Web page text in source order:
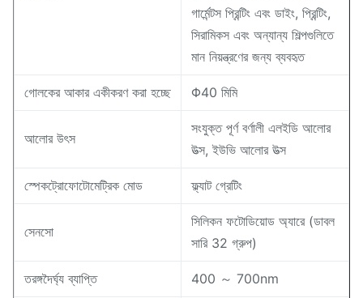
গার্মেন্টস প্রিন্টিং এবং ডাইং, প্রিন্টিং,
সিরামিকস এবং অন্যান্য শিল্পগুলিতে
মান নিয়ন্ত্রণের জন্য ব্যবহৃত
গোলকের আকার একীকরণ করা হচ্ছে Φ40 মিমি
আলোর উৎস
সংযুক্ত পূর্ণ বর্ণালী এলইডি আলোর
উত্স, ইউভি আলোর উত্স
স্পেকট্রোফোটোমেট্রিক মোড ফ্ল্যাট গ্রেটিং
সেনসো
সিলিকন ফটোডিয়োড অ্যারে (ডাবল
সারি 32 গ্রুপ)
তরঙ্গদৈর্ঘ্য ব্যাপ্তি 400 ～ 700nm